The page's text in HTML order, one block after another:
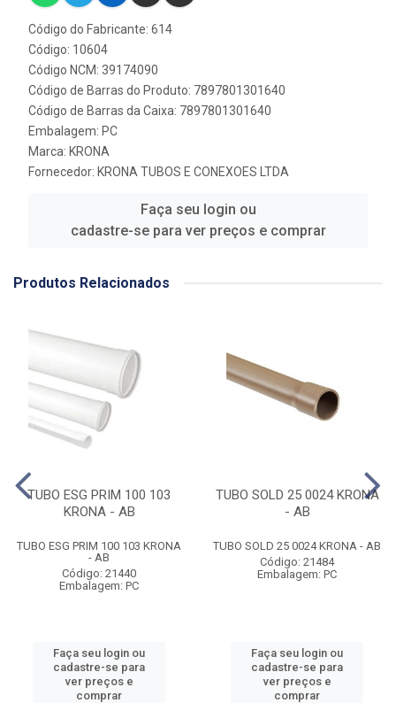
Código do Fabricante: 614
Código: 10604
Código NCM: 39174090
Código de Barras do Produto: 7897801301640
Código de Barras da Caixa: 7897801301640
Embalagem: PC
Marca: KRONA
Fornecedor: KRONA TUBOS E CONEXOES LTDA
Faça seu login ou
cadastre-se para ver preços e comprar
Produtos Relacionados
TUBO ESG PRIM 100 103
KRONA - AB
TUBO ESG PRIM 100 103 KRONA
- AB
Código: 21440
Embalagem: PC
Faça seu login ou
cadastre-se para
ver preços e
comprar
TUBO SOLD 25 0024 KRONA
- AB
TUBO SOLD 25 0024 KRONA - AB
Código: 21484
Embalagem: PC
Faça seu login ou
cadastre-se para
ver preços e
comprar